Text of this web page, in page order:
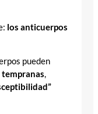
los anticuerpos
pueden
tempranas,